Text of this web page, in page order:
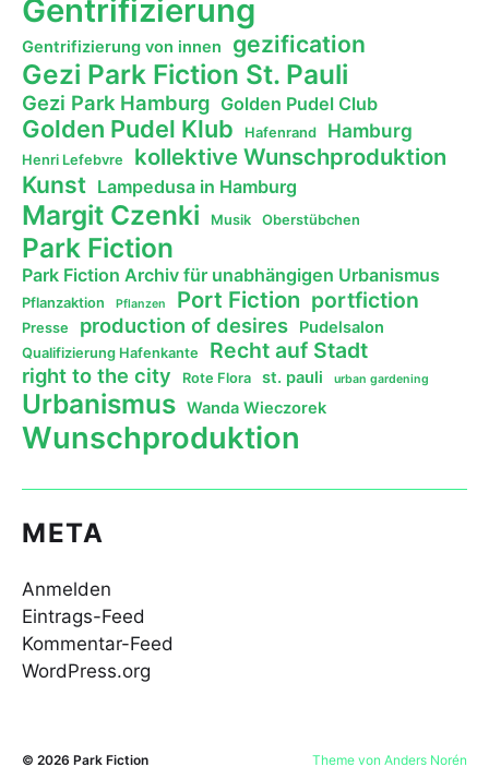
Gentrifizierung
Gentrifizierung von innen gezification
Gezi Park Fiction St. Pauli
Gezi Park Hamburg Golden Pudel Club
Golden Pudel Klub Hafenrand Hamburg
Henri Lefebvre kollektive Wunschproduktion
Kunst Lampedusa in Hamburg
Margit Czenki Musik Oberstübchen
Park Fiction
Park Fiction Archiv für unabhängigen Urbanismus
Pflanzaktion Pflanzen Port Fiction portfiction
Presse production of desires Pudelsalon
Qualifizierung Hafenkante Recht auf Stadt
right to the city Rote Flora st. pauli urban gardening
Urbanismus Wanda Wieczorek
Wunschproduktion
META
Anmelden
Eintrags-Feed
Kommentar-Feed
WordPress.org
© 2026 Park Fiction Theme von Anders Norén